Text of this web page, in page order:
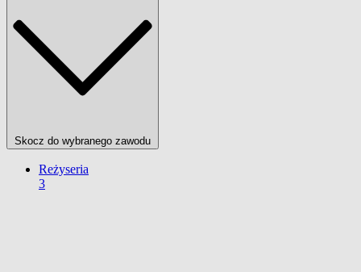
Skocz do wybranego zawodu
Reżyseria
3